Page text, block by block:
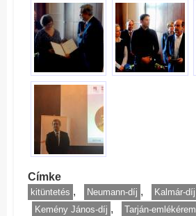
Címke
kitüntetés Neumann-díj
Kalmár-díj
Kemény János-díj
Tarján-emlékérem